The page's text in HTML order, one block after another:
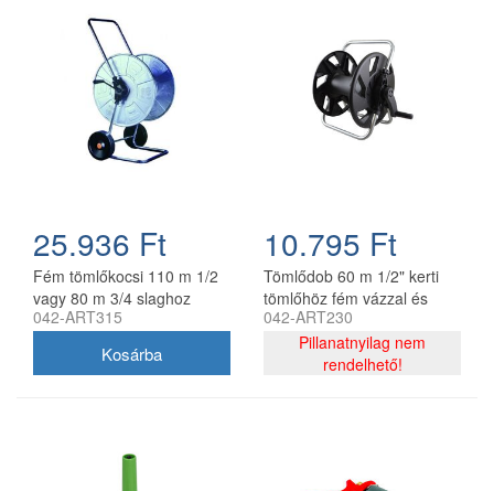
25.936 Ft
Fém tömlőkocsi 110 m 1/2
vagy 80 m 3/4 slaghoz
horganyzott acél AG315
042-ART315
10.795 Ft
Tömlődob 60 m 1/2" kerti
tömlőhöz fém vázzal és
műanyag dobbal
042-ART230
Pillanatnyilag nem
rendelhető!